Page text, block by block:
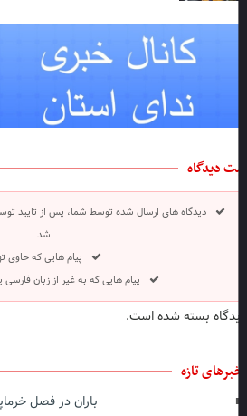
دیدگاه
دیدگاه های ارسال شده توسط شما، پس از تایید
شد.
پیام هایی که حاوی
پیام هایی که به غیر از زبان
بسته شده است.
تازه
باران در فصل